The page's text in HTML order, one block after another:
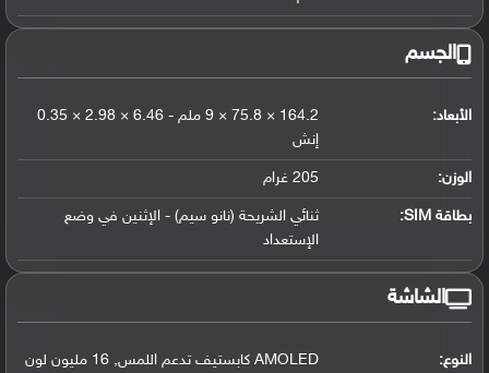
الجسم
الأبعاد:
164.2 × 75.8 × 9 ملم - 6.46 × 2.98 × 0.35
إنش
الوزن: 205 غرام
بطاقة SIM:
ثنائي الشريحة (نانو سيم) - الإثنين في وضع
الإستعداد
الشاشة
النوع: AMOLED كابستيف تدعم اللمس, 16 مليون لون